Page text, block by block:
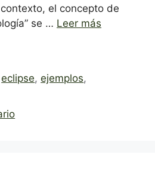
el concepto de
se … Leer más
eclipse,ejemplos,